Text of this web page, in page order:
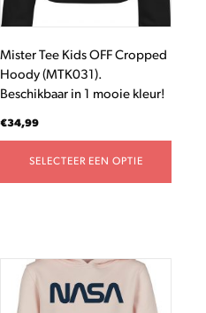
Mister Tee Kids OFF Cropped
Hoody (MTK031).
Beschikbaar in 1 mooie kleur!
€34,99
SELECTEER EEN OPTIE
gekozen
op
de
productpagina
product
heeft